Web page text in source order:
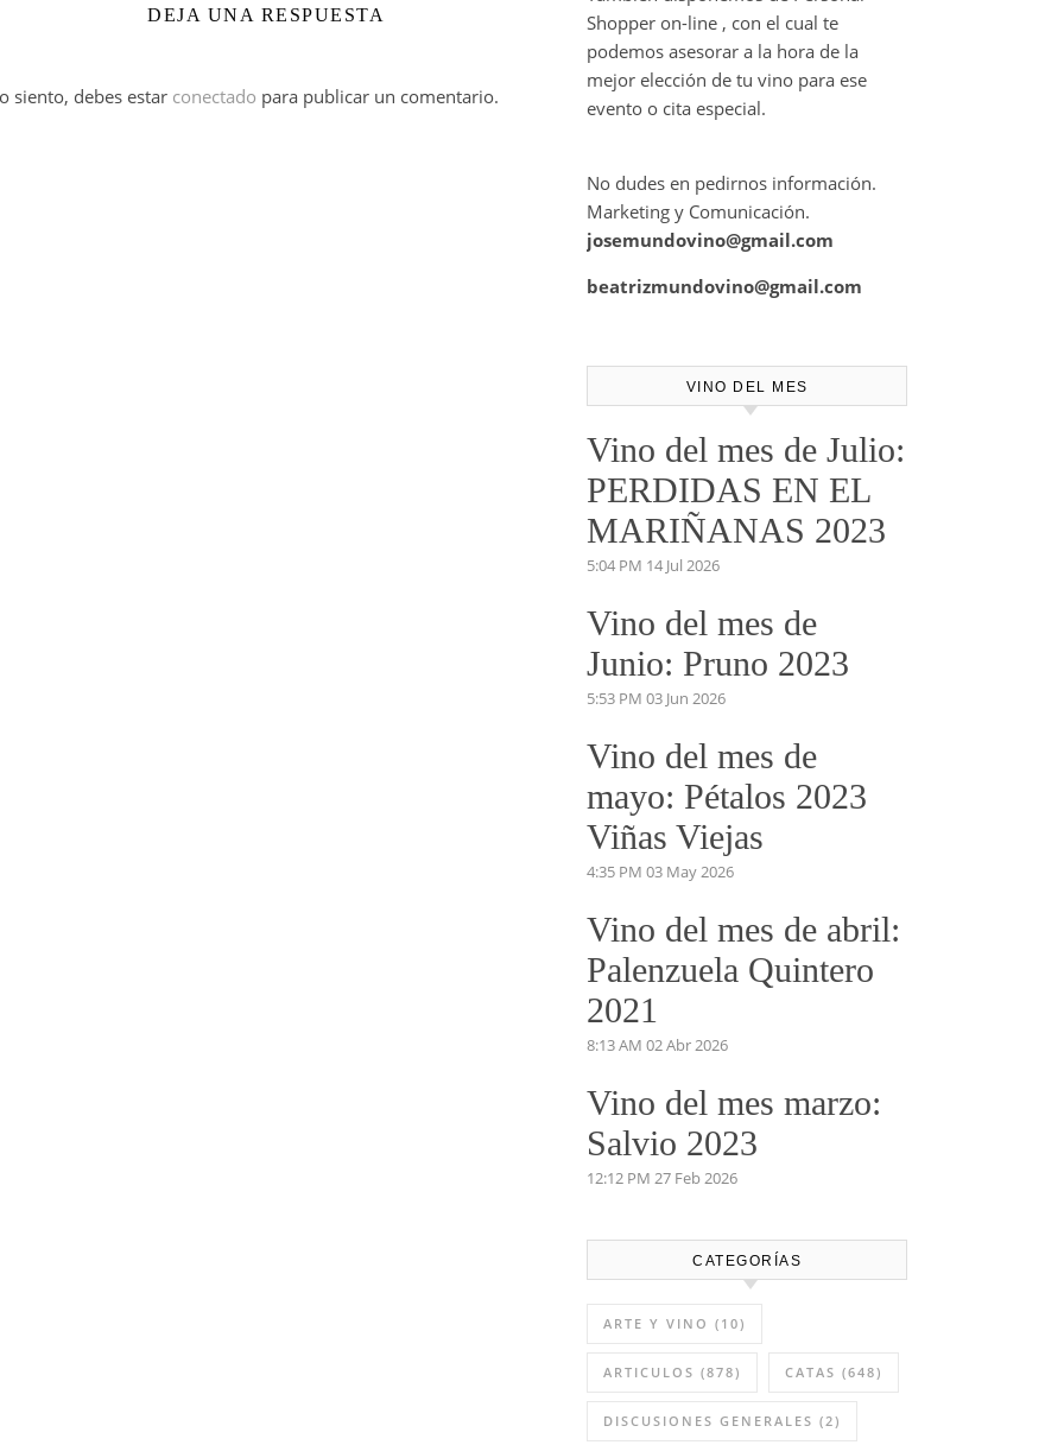
DEJA UNA RESPUESTA
siento, debes estar conectado para publicar un comentario.
Shopper on-line , con el cual te
podemos asesorar a la hora de la
mejor elección de tu vino para ese
evento o cita especial.
No dudes en pedirnos información.
Marketing y Comunicación.
josemundovino@gmail.com
beatrizmundovino@gmail.com
VINO DEL MES
Vino del mes de Julio:
PERDIDAS EN EL
MARIÑANAS 2023
5:04 PM 14 Jul 2026
Vino del mes de
Junio: Pruno 2023
5:53 PM 03 Jun 2026
Vino del mes de
mayo: Pétalos 2023
Viñas Viejas
4:35 PM 03 May 2026
Vino del mes de abril:
Palenzuela Quintero
2021
8:13 AM 02 Abr 2026
Vino del mes marzo:
Salvio 2023
12:12 PM 27 Feb 2026
CATEGORÍAS
ARTE Y VINO (10)
ARTICULOS (878) CATAS (648)
DISCUSIONES GENERALES (2)